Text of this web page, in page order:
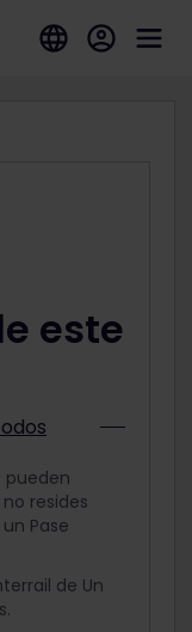
este
pueden
resides
Pase
de Un